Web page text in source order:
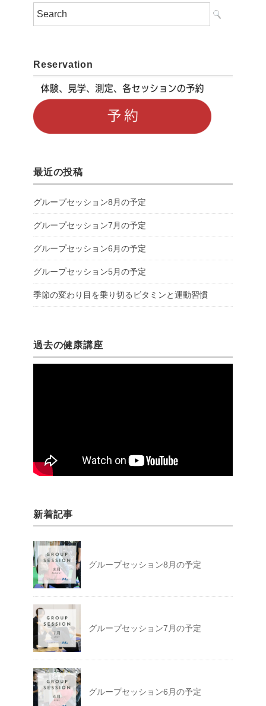
Reservation
最近の投稿
グループセッション8月の予定
グループセッション7月の予定
グループセッション6月の予定
グループセッション5月の予定
季節の変わり目を乗り切るビタミンと運動習慣
過去の健康講座
新着記事
グループセッション8月の予定
グループセッション7月の予定
グループセッション6月の予定